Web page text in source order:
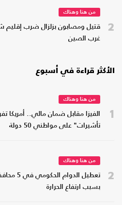
2
من هنا وهناك
قتيل ومصابون بزلزال ضرب إقليم
غرب الصين
الأكثر قراءة في أسبوع
1
من هنا وهناك
الفيزا مقابل ضمان مالي..
تأشيرات" على مواطني 50 دولة
2
من هنا وهناك
تعطيل
بسبب ارتفاع الحرارة